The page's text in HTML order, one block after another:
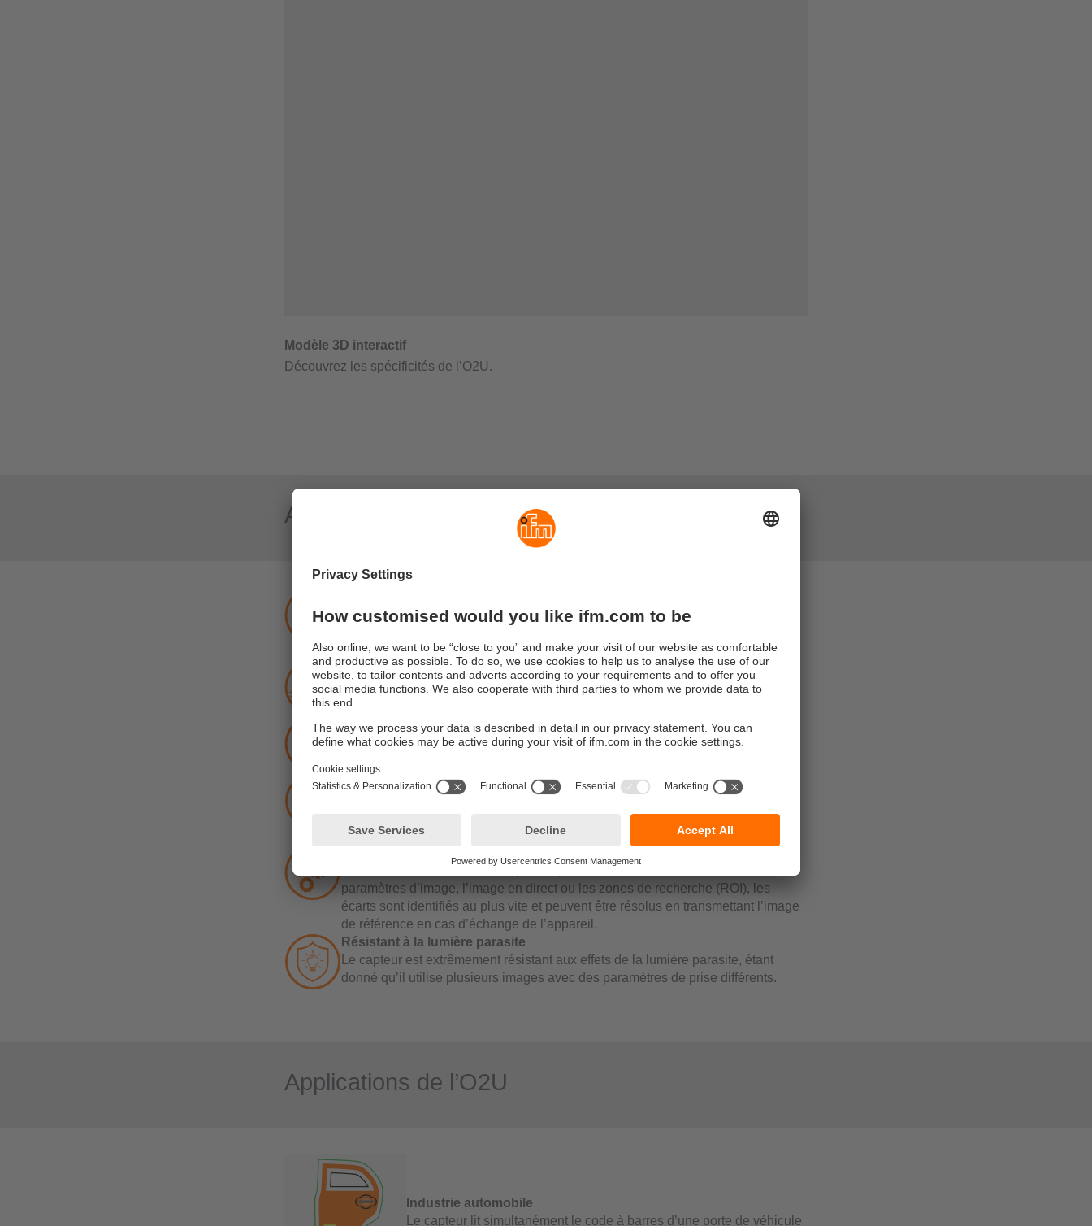
Avantages de l’O2U
Le nouvel appareil est une association entre inspection de surface, détection de
fonctions d’ancrage pour suivre un composant.
Prise en charge de toutes les interfaces usuelles
Les interfaces suivantes sont prises en charge : TCP/IP, ProfiNet, Ethernet/IP et
IO-Link.
Mise en service/commande facile avec l’ifm Vision Assistant
La commande de nos capteurs de vision est simple avec l’« ifm Vision Assistant
Nombreuses options de filtre pour une détection d’objets fiable
Grâce à différentes options de couleur et de filtre de polarisation, il est possible
d’adapter le capteur à un large éventail d’applications et de scénarios ambiants,
pour garantir une détection d’objets fiable.
Grâce à la surveillance en temps réel par le contrôle de facteurs comme les
paramètres d’image, l’image en direct ou les zones de recherche (ROI), les
écarts sont identifiés au plus vite et peuvent être résolus en transmettant l’image
de référence en cas d’échange de l’appareil.
Résistant à la lumière parasite
Le capteur est extrêmement résistant aux effets de la lumière parasite, étant
donné qu’il utilise plusieurs images avec des paramètres de prise différents.
Applications de l’O2U
Industrie automobile
Le capteur lit simultanément le code à barres d’une porte de véhicule